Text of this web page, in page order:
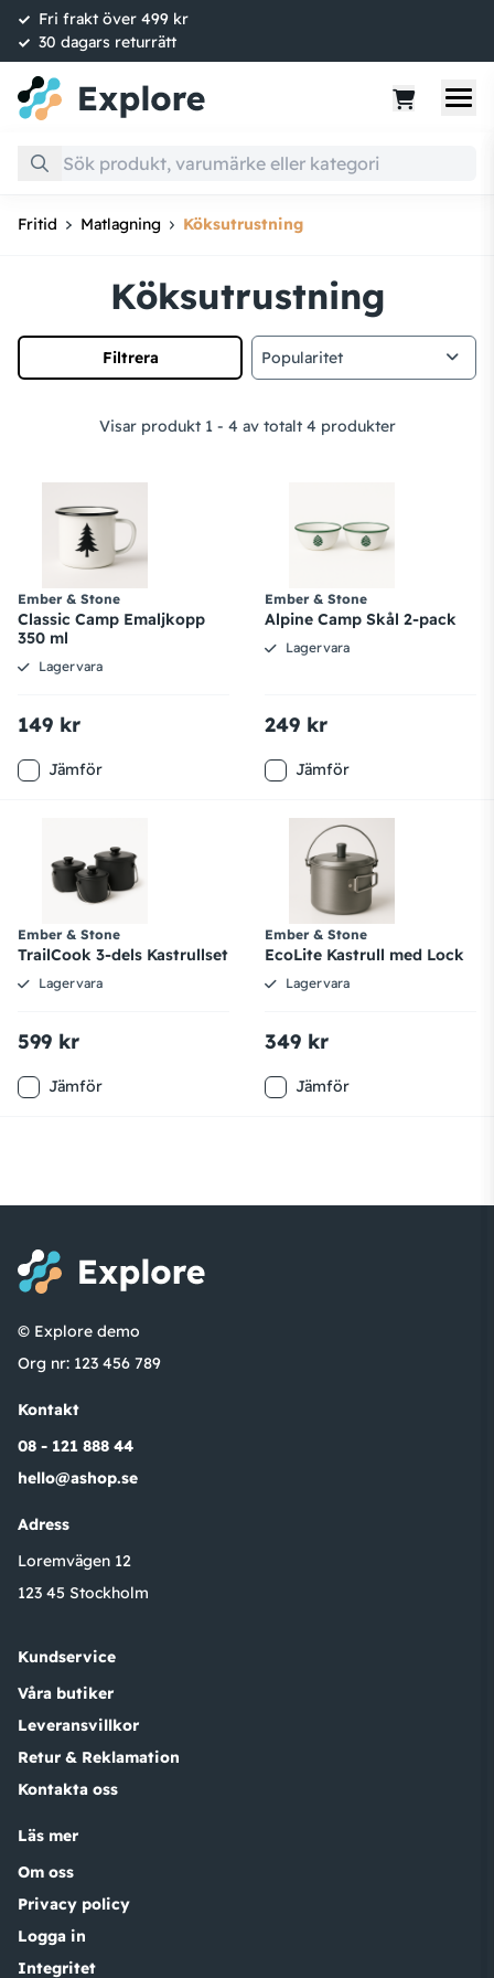
Fri frakt över 499 kr
30 dagars returrätt
Fritid Matlagning Köksutrustning
Köksutrustning
Filtrera
Visar produkt 1 - 4 av totalt 4 produkter
Ember & Stone
Classic Camp Emaljkopp
350 ml
Lagervara
149 kr
Jämför
Ember & Stone
Alpine Camp Skål 2-pack
Lagervara
249 kr
Jämför
Ember & Stone
TrailCook 3-dels Kastrullset
Lagervara
599 kr
Jämför
Ember & Stone
EcoLite Kastrull med Lock
Lagervara
349 kr
Jämför
© Explore demo
Org nr: 123 456 789
Kontakt
08 - 121 888 44
hello@ashop.se
Adress
Loremvägen 12
123 45 Stockholm
Kundservice
Våra butiker
Leveransvillkor
Retur & Reklamation
Kontakta oss
Läs mer
Om oss
Privacy policy
Logga in
Integritet